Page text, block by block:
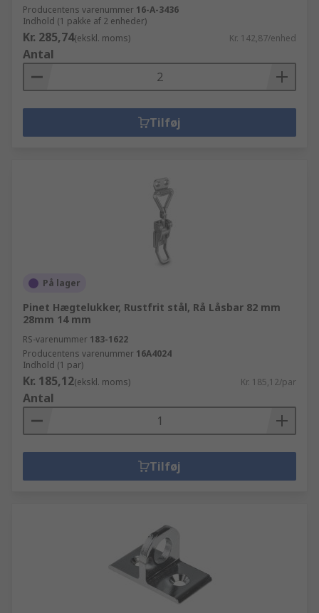
Producentens varenummer 16-A-3436
Indhold (1 pakke af 2 enheder)
Kr. 285,74(ekskl. moms) Kr. 142,87/enhed
Antal
Tilføj
På lager
Pinet Hægtelukker, Rustfrit stål, Rå Låsbar 82 mm
28mm 14 mm
RS-varenummer 183-1622
Producentens varenummer 16A4024
Indhold (1 par)
Kr. 185,12(ekskl. moms) Kr. 185,12/par
Antal
Tilføj